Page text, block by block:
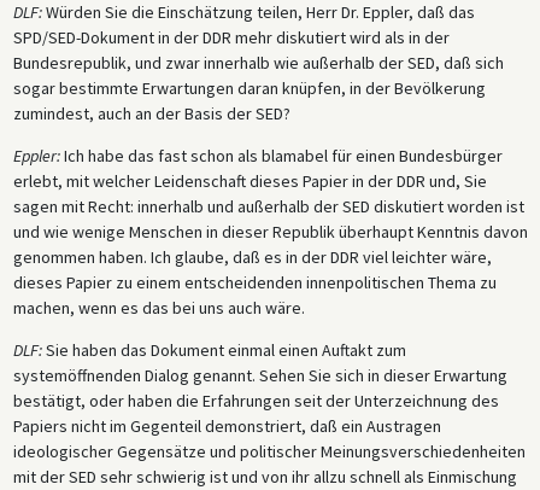
DLF:Würden Sie die Einschätzung teilen, Herr Dr. Eppler, daß das
SPD/SED-Dokument in der DDR mehr diskutiert wird als in der
Bundesrepublik, und zwar innerhalb wie außerhalb der SED, daß sich
sogar bestimmte Erwartungen daran knüpfen, in der Bevölkerung
zumindest, auch an der Basis der SED?
Eppler:Ich habe das fast schon als blamabel für einen Bundesbürger
erlebt, mit welcher Leidenschaft dieses Papier in der DDR und, Sie
sagen mit Recht: innerhalb und außerhalb der SED diskutiert worden ist
und wie wenige Menschen in dieser Republik überhaupt Kenntnis davon
genommen haben. Ich glaube, daß es in der DDR viel leichter wäre,
dieses Papier zu einem entscheidenden innenpolitischen Thema zu
machen, wenn es das bei uns auch wäre.
DLF:Sie haben das Dokument einmal einen Auftakt zum
systemöffnenden Dialog genannt. Sehen Sie sich in dieser Erwartung
bestätigt, oder haben die Erfahrungen seit der Unterzeichnung des
Papiers nicht im Gegenteil demonstriert, daß ein Austragen
ideologischer Gegensätze und politischer Meinungsverschiedenheiten
mit der SED sehr schwierig ist und von ihr allzu schnell als Einmischung